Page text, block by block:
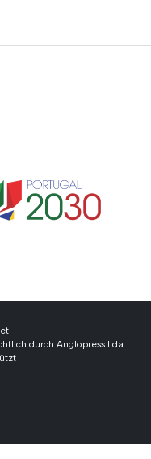
durch Anglopress Lda